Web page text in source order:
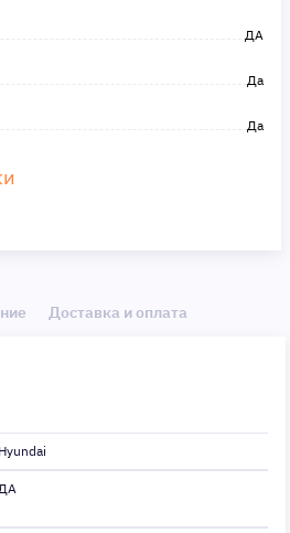
ДА
Да
Да
Доставка и оплата
Hyundai
ДА